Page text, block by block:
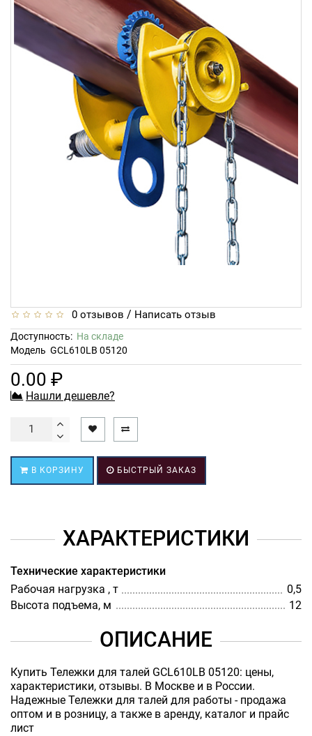
0 отзывов / Написать отзыв
Доступность: На складе
Модель GCL610LB 05120
0.00 ₽
Нашли дешевле?
В КОРЗИНУ БЫСТРЫЙ ЗАКАЗ
ХАРАКТЕРИСТИКИ
Технические характеристики
Рабочая нагрузка , т
0,5
Высота подъема, м
12
ОПИСАНИЕ
Купить Тележки для талей GCL610LB 05120: цены,
характеристики, отзывы. В Москве и в России.
Надежные Тележки для талей для работы - продажа
оптом и в розницу, а также в аренду, каталог и прайс
лист